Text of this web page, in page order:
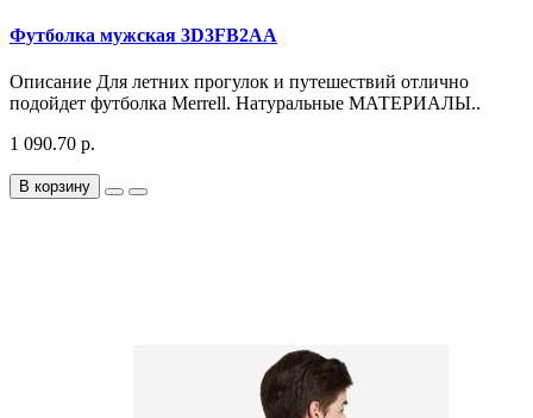
Футболка мужская 3D3FB2AA
Описание Для летних прогулок и путешествий отлично
подойдет футболка Merrell. Натуральные МАТЕРИАЛЫ..
1 090.70 р.
В корзину